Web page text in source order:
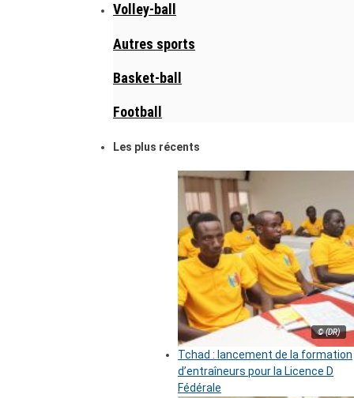
Volley-ball
Autres sports
Basket-ball
Football
Les plus récents
© (DR)
Tchad : lancement de la formation
d’entraîneurs pour la Licence D
Fédérale